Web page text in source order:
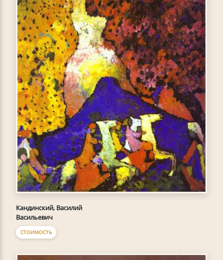
Кандинский, Василий
Васильевич
СТОИМОСТЬ